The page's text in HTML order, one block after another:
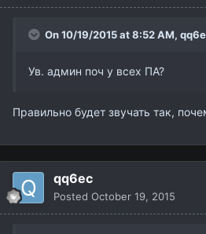
On 10/19/2015 at 8:52 AM,
Ув. админ поч у всех ПА?
Правильно будет звучать так,
qq6ec
Posted October 19, 2015